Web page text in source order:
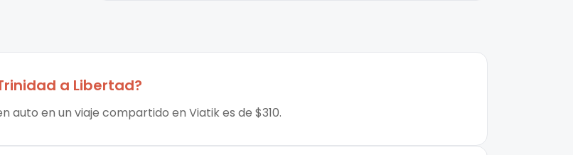
a Libertad?
auto en un viaje compartido en Viatik es de $310.